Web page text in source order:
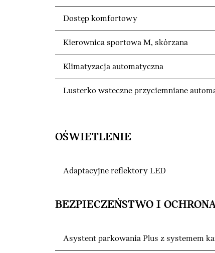
Dostęp komfortowy
Kierownica sportowa M, skórzana
Klimatyzacja automatyczna
Lusterko wsteczne przyciemniane
OŚWIETLENIE
Adaptacyjne reflektory LED
BEZPIECZEŃSTWO I
Asystent parkowania Plus z systemem